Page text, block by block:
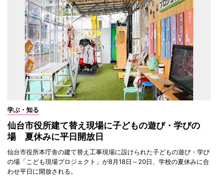
学ぶ・知る
仙台市役所建て替え現場に子どもの遊び・学びの
場 夏休みに平日開放日
仙台市役所本庁舎の建て替え工事現場に設けられた子どもの遊び・学び
の場「こども現場プロジェクト」が8月18日～20日、学校の夏休みに合
わせ平日に開放される。